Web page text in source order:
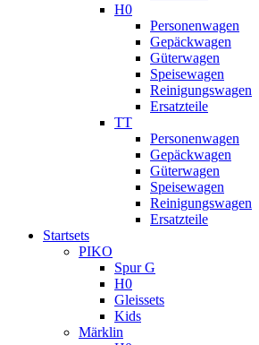
H0
Personenwagen
Gepäckwagen
Güterwagen
Speisewagen
Reinigungswagen
Ersatzteile
TT
Personenwagen
Gepäckwagen
Güterwagen
Speisewagen
Reinigungswagen
Ersatzteile
Startsets
PIKO
Spur G
H0
Gleissets
Kids
Märklin